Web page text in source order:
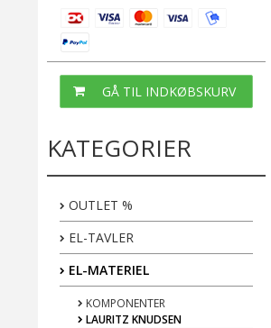
GÅ TIL INDKØBSKURV
KATEGORIER
OUTLET %
EL-TAVLER
EL-MATERIEL
KOMPONENTER
LAURITZ KNUDSEN